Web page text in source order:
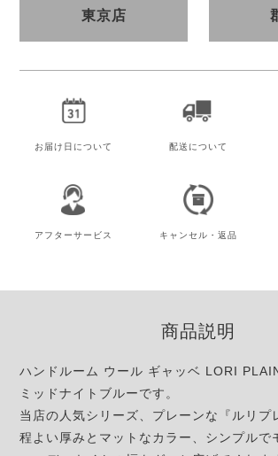
東京店
お届け日 について 配送について
アフターサービス キャンセル・ 返品
商品説明
ハンドルーム ウール ギャッベ LORI
ミッドナイトブルーです。
当店の人気シリーズ、プレーンな『ルリプ
程よい厚みとマットなカラー、シンプルで